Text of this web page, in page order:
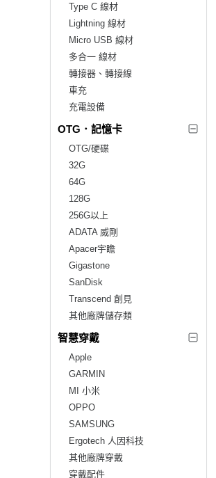
Type C 線材
Lightning 線材
Micro USB 線材
多合一 線材
轉接器、轉接線
車充
充電設備
OTG．記憶卡
OTG/硬碟
32G
64G
128G
256G以上
ADATA 威剛
Apacer宇瞻
Gigastone
SanDisk
Transcend 創見
其他廠牌儲存類
智慧穿戴
Apple
GARMIN
MI 小米
OPPO
SAMSUNG
Ergotech 人因科技
其他廠牌穿戴
穿戴配件